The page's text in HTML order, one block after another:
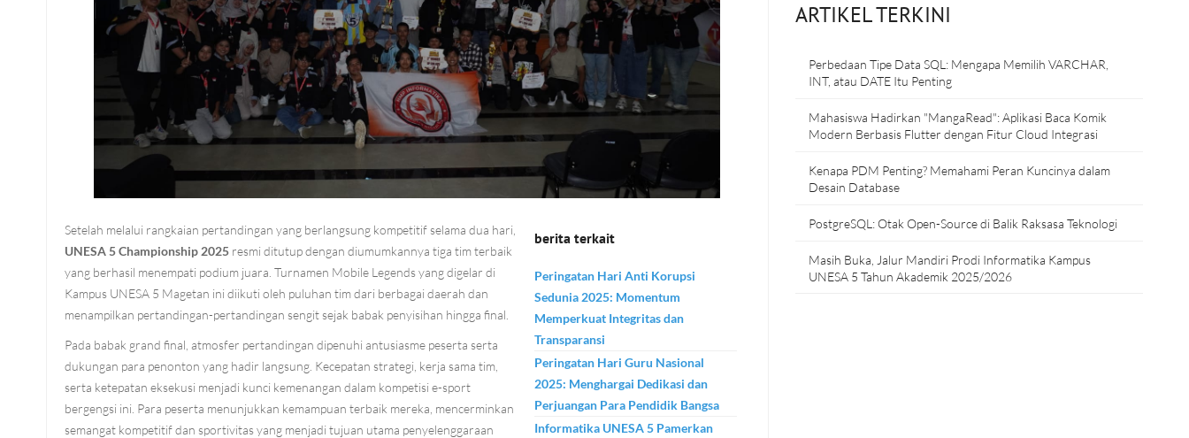
berita terkait
Peringatan Hari Anti Korupsi
Sedunia 2025: Momentum
Memperkuat Integritas dan
Transparansi
Peringatan Hari Guru Nasional
2025: Menghargai Dedikasi dan
Perjuangan Para Pendidik Bangsa
Informatika UNESA 5 Pamerkan
Setelah melalui rangkaian pertandingan yang berlangsung kompetitif selama dua hari,
UNESA 5 Championship 2025 resmi ditutup dengan diumumkannya tiga tim terbaik
yang berhasil menempati podium juara. Turnamen Mobile Legends yang digelar di
Kampus UNESA 5 Magetan ini diikuti oleh puluhan tim dari berbagai daerah dan
menampilkan pertandingan-pertandingan sengit sejak babak penyisihan hingga final.
Pada babak grand final, atmosfer pertandingan dipenuhi antusiasme peserta serta
dukungan para penonton yang hadir langsung. Kecepatan strategi, kerja sama tim,
serta ketepatan eksekusi menjadi kunci kemenangan dalam kompetisi e-sport
bergengsi ini. Para peserta menunjukkan kemampuan terbaik mereka, mencerminkan
semangat kompetitif dan sportivitas yang menjadi tujuan utama penyelenggaraan
ARTIKEL TERKINI
Perbedaan Tipe Data SQL: Mengapa Memilih VARCHAR,
INT, atau DATE Itu Penting
Mahasiswa Hadirkan "MangaRead": Aplikasi Baca Komik
Modern Berbasis Flutter dengan Fitur Cloud Integrasi
Kenapa PDM Penting? Memahami Peran Kuncinya dalam
Desain Database
PostgreSQL: Otak Open-Source di Balik Raksasa Teknologi
Masih Buka, Jalur Mandiri Prodi Informatika Kampus
UNESA 5 Tahun Akademik 2025/2026